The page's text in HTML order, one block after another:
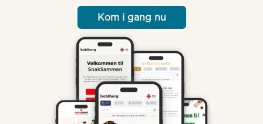
Kom i gang nu